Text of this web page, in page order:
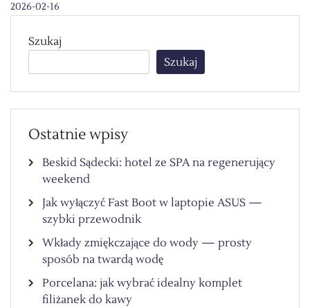
2026-02-16
Szukaj
Szukaj
Ostatnie wpisy
Beskid Sądecki: hotel ze SPA na regenerujący
weekend
Jak wyłączyć Fast Boot w laptopie ASUS —
szybki przewodnik
Wkłady zmiękczające do wody — prosty
sposób na twardą wodę
Porcelana: jak wybrać idealny komplet
filiżanek do kawy